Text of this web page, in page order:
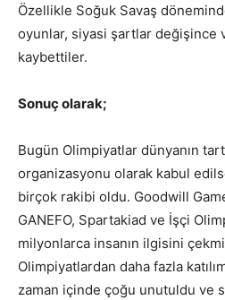
Özellikle Soğuk Savaş
oyunlar, siyasi şartlar değişince
kaybettiler.
Sonuç olarak;
Bugün Olimpiyatlar dünyanın
organizasyonu olarak kabul
birçok rakibi oldu. Goodwill
GANEFO, Spartakiad ve İşçi
milyonlarca insanın ilgisini
Olimpiyatlardan daha fazla
zaman içinde çoğu unutuldu ve